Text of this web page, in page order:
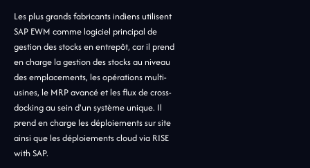
Les plus grands fabricants indiens utilisent
SAP EWM comme logiciel principal de
gestion des stocks en entrepôt, car il prend
en charge la gestion des stocks au niveau
des emplacements, les opérations multi-
usines, le MRP avancé et les flux de cross-
docking au sein d'un système unique. Il
prend en charge les déploiements sur site
ainsi que les déploiements cloud via RISE
with SAP.